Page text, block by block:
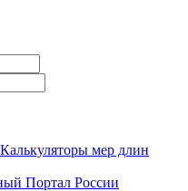
Калькуляторы мер длин
Портал России